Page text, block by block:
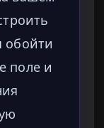
обойти
поле и